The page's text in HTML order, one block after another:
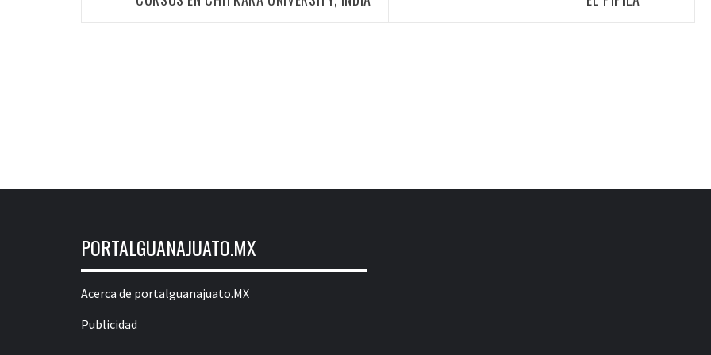
PORTALGUANAJUATO.MX
Acerca de portalguanajuato.MX
Publicidad